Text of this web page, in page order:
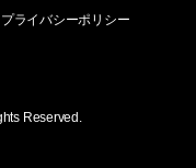
プライバシーポリシー
Reserved.